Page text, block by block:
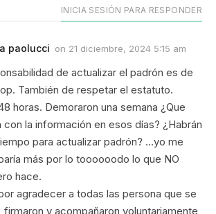
INICIA SESIÓN PARA RESPONDER
paolucci on 21 diciembre, 2024 5:15 am
de actualizar el padrón es de
También de respetar el estatuto.
horas. Demoraron una semana ¿Que
con la información en esos días? ¿Habrán
para actualizar padrón? …yo me
más por lo toooooodo lo que NO
hace.
agradecer a todas las persona que se
firmaron y acompañaron voluntariamente